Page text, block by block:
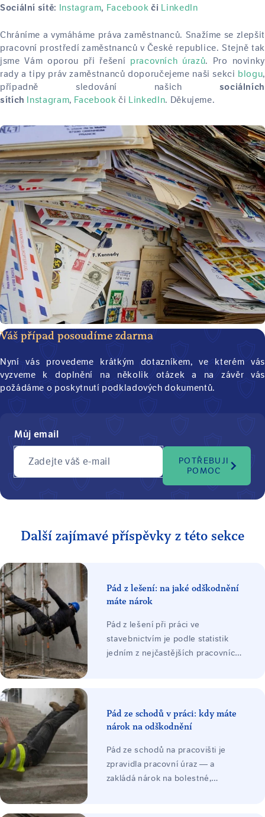
Sociální sítě: Instagram, Facebook či LinkedIn
Chráníme a vymáháme práva zaměstnanců. Snažíme se zlepšit
pracovní prostředí zaměstnanců v České republice. Stejně tak
jsme Vám oporou při řešení pracovních úrazů. Pro novinky
rady a tipy práv zaměstnanců doporučejeme naši sekci blogu,
případně sledování našich sociálních
sítích Instagram, Facebook či LinkedIn. Děkujeme.
Váš případ posoudíme zdarma
Nyní vás provedeme krátkým dotazníkem, ve kterém vás
vyzveme k doplnění na několik otázek a na závěr vás
požádáme o poskytnutí podkladových dokumentů.
Můj email
Zadejte váš e-mail
POTŘEBUJI
POMOC
Další zajímavé příspěvky z této sekce
Pád z lešení: na jaké odškodnění
máte nárok
Pád z lešení při práci ve
stavebnictvím je podle statistik
jedním z nejčastějších pracovních
nárazu o povrch. Závažnost
poranění se zpravidla odvíjí v
pádu zaměstnance.
Pád ze schodů v práci: kdy máte
nárok na odškodnění
Pád ze schodů na pracovišti je
zpravidla pracovní úraz — a
zakládá nárok na bolestné,